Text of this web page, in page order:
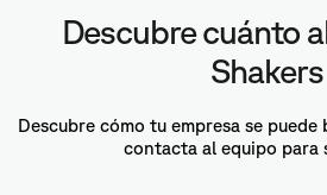
Descubre cuánto
Shakers
Descubre cómo tu empresa se
contacta al equipo para